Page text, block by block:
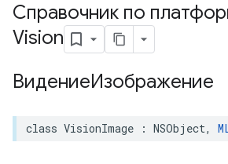
Справочник по
Vision
ВидениеИзображение
class VisionImage : NSObject,